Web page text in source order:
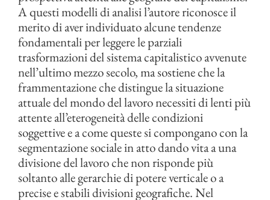
A questi modelli di analisi l’autore riconosce il
merito di aver individuato alcune tendenze
fondamentali per leggere le parziali
trasformazioni del sistema capitalistico avvenute
nell’ultimo mezzo secolo, ma sostiene che la
frammentazione che distingue la situazione
attuale del mondo del lavoro necessiti di lenti più
attente all’eterogeneità delle condizioni
soggettive e a come queste si compongano con la
segmentazione sociale in atto dando vita a una
divisione del lavoro che non risponde più
soltanto alle gerarchie di potere verticale o a
precise e stabili divisioni geografiche. Nel